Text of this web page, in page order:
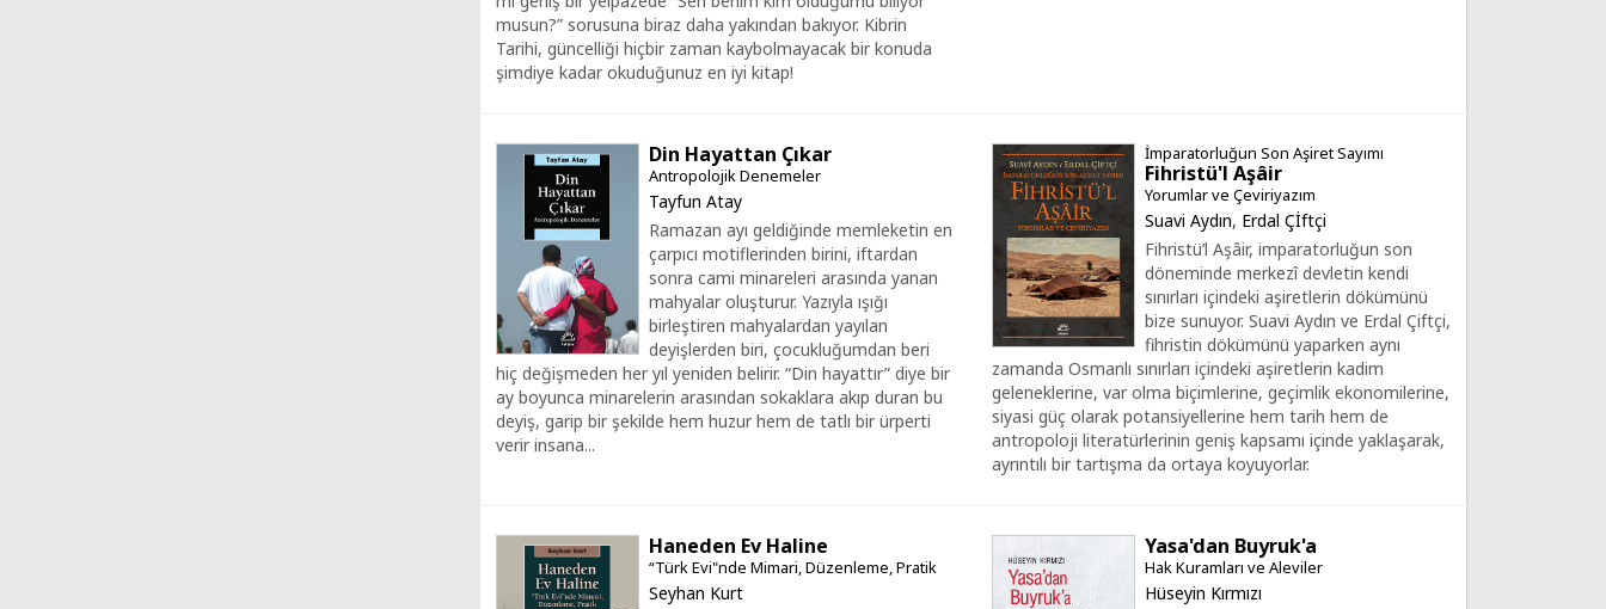
musun?” sorusuna biraz daha yakından bakıyor. Kibrin
Tarihi, güncelliği hiçbir zaman kaybolmayacak bir konuda
şimdiye kadar okuduğunuz en iyi kitap!
Din Hayattan Çıkar
Antropolojik Denemeler
Tayfun Atay
Ramazan ayı geldiğinde memleketin en
çarpıcı motiflerinden birini, iftardan
sonra cami minareleri arasında yanan
mahyalar oluşturur. Yazıyla ışığı
birleştiren mahyalardan yayılan
deyişlerden biri, çocukluğumdan beri
hiç değişmeden her yıl yeniden belirir. “Din hayattır” diye bir
ay boyunca minarelerin arasından sokaklara akıp duran bu
deyiş, garip bir şekilde hem huzur hem de tatlı bir ürperti
verir insana...
İmparatorluğun Son Aşiret Sayımı
Fihristü'l Aşâir
Yorumlar ve Çeviriyazım
Suavi Aydın, Erdal Çİftçi
Fihristü’l Aşâir, imparatorluğun son
döneminde merkezî devletin kendi
sınırları içindeki aşiretlerin dökümünü
bize sunuyor. Suavi Aydın ve Erdal Çiftçi,
fihristin dökümünü yaparken aynı
zamanda Osmanlı sınırları içindeki aşiretlerin kadim
geleneklerine, var olma biçimlerine, geçimlik ekonomilerine,
siyasi güç olarak potansiyellerine hem tarih hem de
antropoloji literatürlerinin geniş kapsamı içinde yaklaşarak,
ayrıntılı bir tartışma da ortaya koyuyorlar.
Haneden Ev Haline
“Türk Evi"nde Mimari, Düzenleme, Pratik
Seyhan Kurt
Yasa'dan Buyruk'a
Hak Kuramları ve Aleviler
Hüseyin Kırmızı